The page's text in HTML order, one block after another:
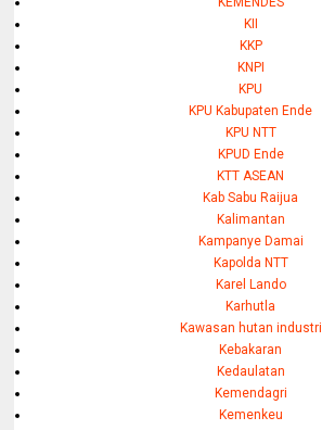
KII
KKP
KNPI
KPU
KPU Kabupaten Ende
KPU NTT
KPUD Ende
KTT ASEAN
Kab Sabu Raijua
Kalimantan
Kampanye Damai
Kapolda NTT
Karel Lando
Karhutla
Kawasan hutan industri
Kebakaran
Kedaulatan
Kemendagri
Kemenkeu